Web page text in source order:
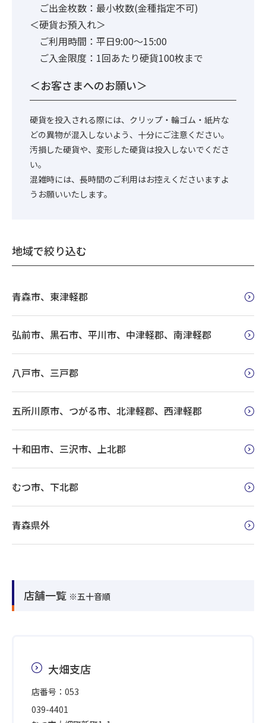
ご出金枚数：最小枚数(金種指定不可)
＜硬貨お預入れ＞
ご利用時間：平日9:00～15:00
ご入金限度：1回あたり硬貨100枚まで
＜お客さまへのお願い＞
硬貨を投入される際には、クリップ・輪ゴム・紙片な
どの異物が混入しないよう、十分にご注意ください。
汚損した硬貨や、変形した硬貨は投入しないでくださ
い。
混雑時には、長時間のご利用はお控えくださいますよ
うお願いいたします。
地域で絞り込む
青森市、東津軽郡
弘前市、黒石市、平川市、中津軽郡、南津軽郡
八戸市、三戸郡
五所川原市、つがる市、北津軽郡、西津軽郡
十和田市、三沢市、上北郡
むつ市、下北郡
青森県外
店舗一覧 ※五十音順
大畑支店
店番号：053
039-4401